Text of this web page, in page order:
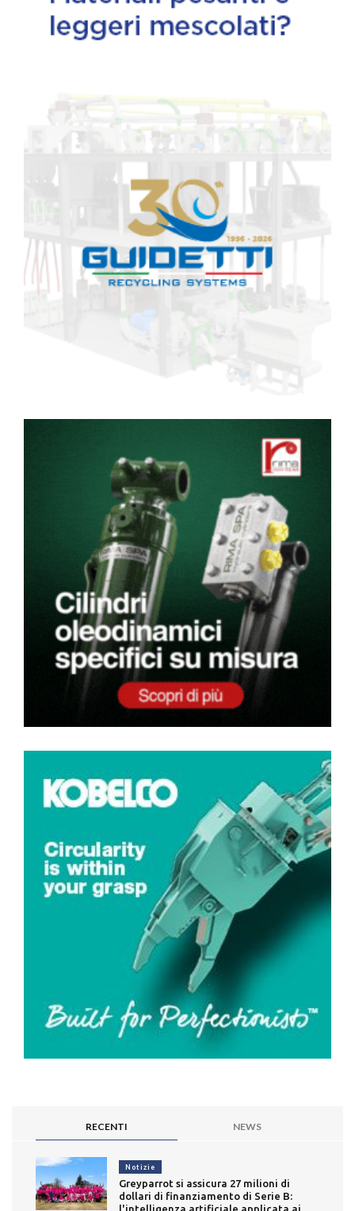
RECENTI NEWS
Notizie
Greyparrot si assicura 27 milioni di
dollari di finanziamento di Serie B:
l'intelligenza artificiale applicata ai